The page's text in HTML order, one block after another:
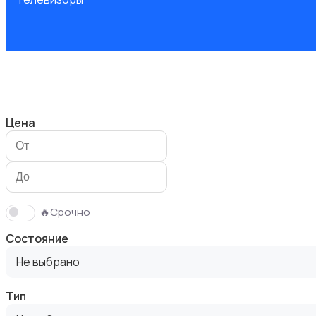
Акустика, колонки, сабвуферы
Цена
🔥Срочно
Состояние
Не выбрано
Тип